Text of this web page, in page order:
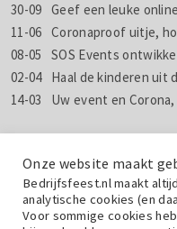
30-09 Geef een leuke
11-06 Coronaproof uitje,
08-05
SOS Events
02-04
Haal de kinderen uit
14-03
Uw event en
Wil jij weten wat wij doen
Onze website maakt
Bedrijfsfeest.nl maakt
analytische cookies (en
Voor sommige cookies